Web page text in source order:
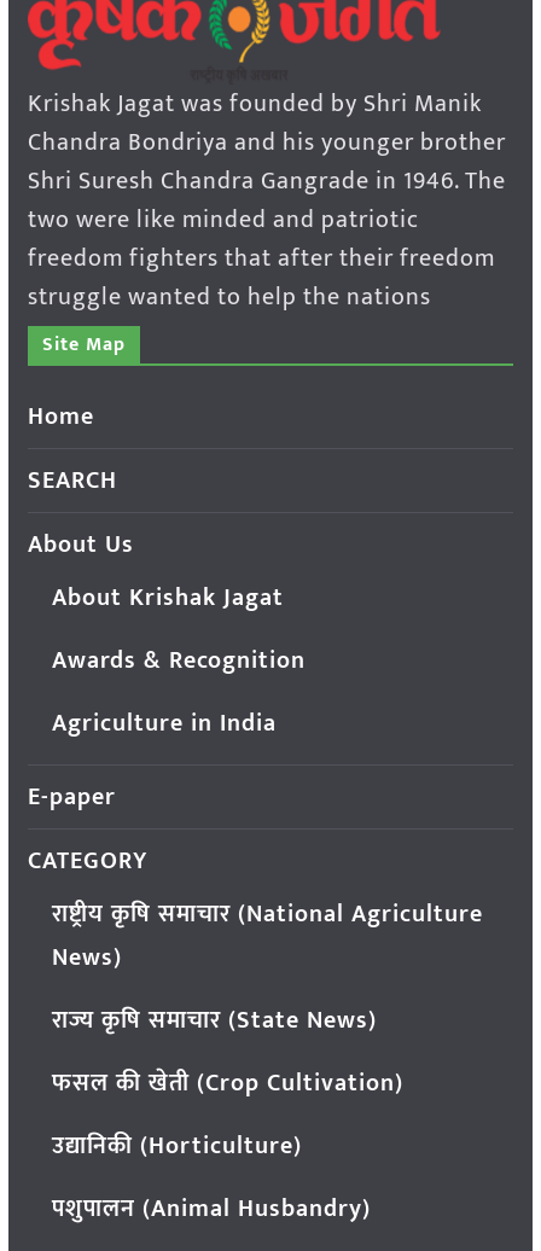
Krishak Jagat was founded by Shri Manik
Chandra Bondriya and his younger brother
Shri Suresh Chandra Gangrade in 1946. The
two were like minded and patriotic
freedom fighters that after their freedom
struggle wanted to help the nations
Site Map
Home
SEARCH
About Us
About Krishak Jagat
Awards & Recognition
Agriculture in India
E-paper
CATEGORY
राष्ट्रीय कृषि समाचार (National Agriculture
News)
राज्य कृषि समाचार (State News)
फसल की खेती (Crop Cultivation)
उद्यानिकी (Horticulture)
पशुपालन (Animal Husbandry)